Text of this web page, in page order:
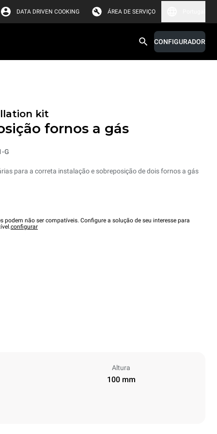
DATA DRIVEN COOKING ÁREA DE SERVIÇO
CONFIGURADOR
kit
fornos a gás
G
para a correta instalação e sobreposição de dois fornos a gás
podem não ser compatíveis. Configure a solução de seu interesse para
configurar
Altura
100 mm